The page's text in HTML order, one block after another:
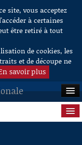
site, vous acceptez
à certaines
être retiré à tout
de cookies, les
et de découpe ne
savoir plus